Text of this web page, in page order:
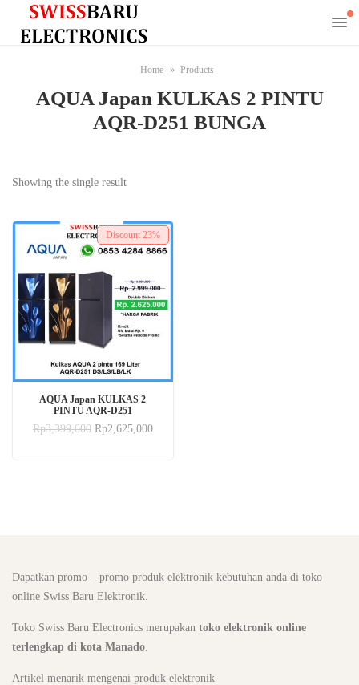
Home Products
AQUA Japan KULKAS 2 PINTU
AQR-D251 BUNGA
Showing the single result
Discount 23%
AQUA Japan KULKAS 2
PINTU AQR-D251
Rp3,399,000 Rp2,625,000
Dapatkan promo – promo produk elektronik kebutuhan anda di toko
online Swiss Baru Elektronik.
Toko Swiss Baru Electronics merupakan toko elektronik online
terlengkap di kota Manado.
Artikel menarik mengenai produk elektronik